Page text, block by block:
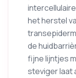
het herstel
de
fijne lijntjes
steviger laat